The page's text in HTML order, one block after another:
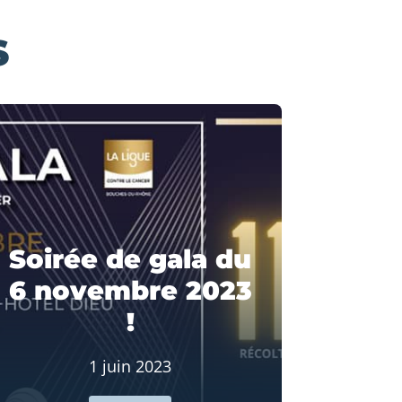
Soirée de gala du
6 novembre 2023
!
1 juin 2023